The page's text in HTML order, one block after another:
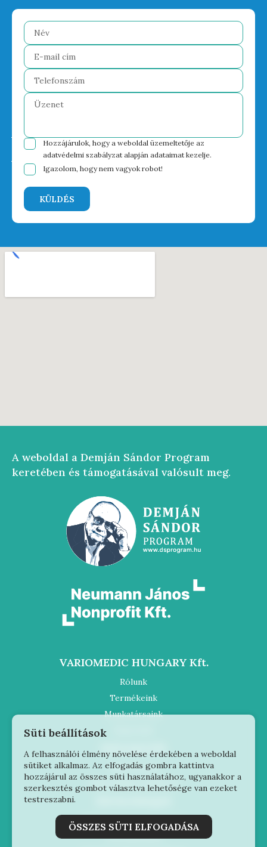
Hozzájárulok, hogy a weboldal üzemeltetője az
adatvédelmi szabályzat alapján adataimat kezelje.
Igazolom, hogy nem vagyok robot!
KÜLDÉS
A weboldal a Demján Sándor Program
keretében és támogatásával valósult meg.
VARIOMEDIC HUNGARY Kft.
Rólunk
Termékeink
Munkatársaink
Információk
Impresszum
Adatvédelmi szabályzat
2030 Érd, Szabadság tér 6.
+36709052400
Süti beállítások
A felhasználói élmény növelése érdekében a weboldal
sütiket alkalmaz. Az elfogadás gombra kattintva
hozzájárul az összes süti használatához, ugyanakkor a
szerkesztés gombot választva lehetősége van ezeket
testreszabni.
ÖSSZES SÜTI ELFOGADÁSA